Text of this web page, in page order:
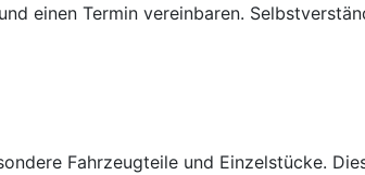
einen Termin vereinbaren.
Fahrzeugteile und Einzelstücke.